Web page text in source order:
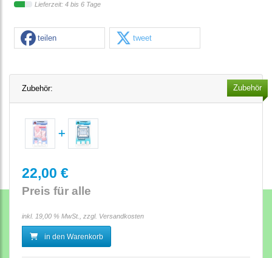
Lieferzeit: 4 bis 6 Tage
teilen tweet
Zubehör: Zubehör
22,00 €
Preis für alle
inkl. 19,00 % MwSt., zzgl. Versandkosten
in den Warenkorb